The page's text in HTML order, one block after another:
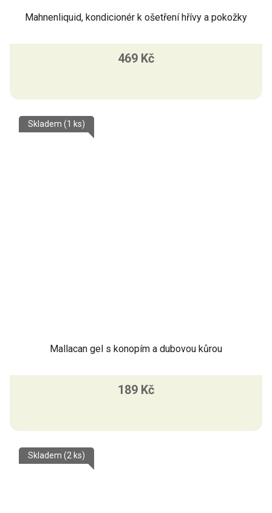
Mahnenliquid, kondicionér k ošetření hřívy a pokožky
469 Kč
Mallacan gel s konopím a dubovou kůrou
Skladem (1 ks)
189 Kč
Skladem (2 ks)